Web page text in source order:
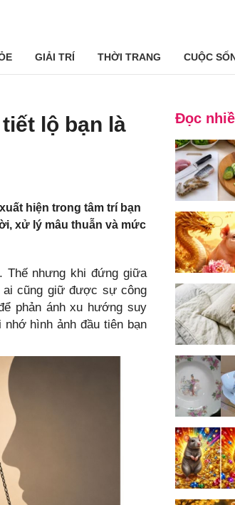
GIẢI TRÍ THỜI TRANG CUỘC
lộ bạn là
hiện trong tâm trí bạn
xử lý mâu thuẫn và mức
Thế nhưng khi đứng giữa
cũng giữ được sự công
phản ánh xu hướng suy
hình ảnh đầu tiên bạn
Đọc